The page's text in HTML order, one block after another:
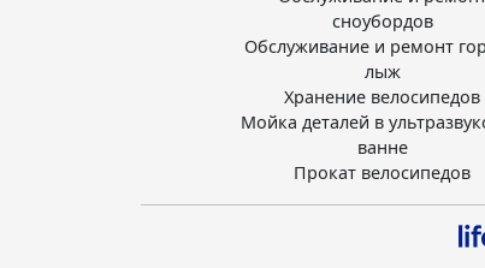
сноубордов
Обслуживание и ремонт
лыж
Хранение велосипедов
Мойка деталей в
ванне
Прокат велосипедов